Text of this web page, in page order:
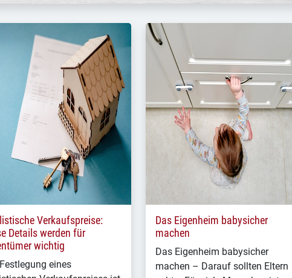
Verkaufspreise:
Details werden für
wichtig
eines
Das Eigenheim babysicher
machen
Das Eigenheim babysicher
machen – Darauf sollten Eltern